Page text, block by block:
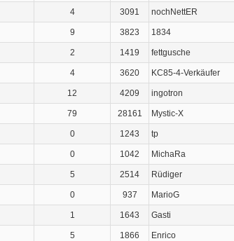
4 3091 nochNettER
9 3823 1834
2 1419 fettgusche
4 3620 KC85-4-Verkäufer
12 4209 ingotron
79 28161 Mystic-X
0 1243 tp
0 1042 MichaRa
5 2514 Rüdiger
0 937 MarioG
1 1643 Gasti
5 1866 Enrico